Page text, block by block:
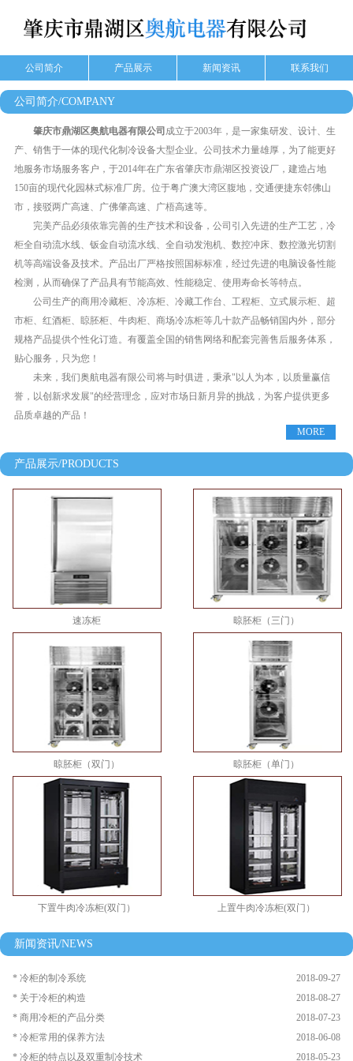
公司简介 产品展示 新闻资讯 联系我们
公司简介/COMPANY
肇庆市鼎湖区奥航电器有限公司 成立于2003年，是一家集研发、设计、生
产、销售于一体的现代化制冷设备大型企业。公司技术力量雄厚，为了能更好
地服务市场服务客户，于2014年在广东省肇庆市鼎湖区投资设厂，建造占地
150亩的现代化园林式标准厂房。位于粤广澳大湾区腹地，交通便捷东邻佛山
市，接驳两广高速、广佛肇高速、广梧高速等。
完美产品必须依靠完善的生产技术和设备，公司引入先进的生产工艺，冷
柜全自动流水线、钣金自动流水线、全自动发泡机、数控冲床、数控激光切割
机等高端设备及技术。产品出厂严格按照国标标准，经过先进的电脑设备性能
检测，从而确保了产品具有节能高效、性能稳定、使用寿命长等特点。
公司生产的商用冷藏柜、冷冻柜、冷藏工作台、工程柜、立式展示柜、超
市柜、红酒柜、䁁胚柜、牛肉柜、商场冷冻柜等几十款产品畅销国内外，部分
规格产品提供个性化订造。有覆盖全国的销售网络和配套完善售后服务体系，
贴心服务，只为您！
未来，我们奥航电器有限公司将与时俱进，秉承"以人为本，以质量赢信
誉，以创新求发展"的经营理念，应对市场日新月异的挑战，为客户提供更多
品质卓越的产品！
MORE
产品展示/PRODUCTS
速冻柜 晾胚柜（三门）
晾胚柜（双门） 晾胚柜（单门）
下置牛肉冷冻柜(双门） 上置牛肉冷冻柜(双门）
新闻资讯/NEWS
2018-09-27
* 冷柜的制冷系统
2018-08-27
* 关于冷柜的构造
2018-07-23
* 商用冷柜的产品分类
2018-06-08
* 冷柜常用的保养方法
2018-05-23
* 冷柜的特点以及双重制冷技术